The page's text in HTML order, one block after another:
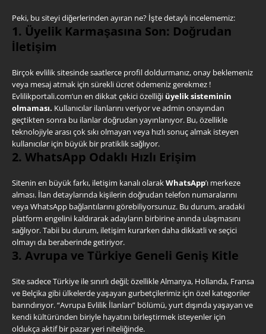
Peki, bu siteyi diğerlerinden ayıran ne? İşte detaylı incelememiz:
1. Üyelik Karmaşasına Son: Doğrudan
İletişim
Birçok evlilik sitesinde saatlerce profil doldurmanız, onay beklemeniz
veya mesaj atmak için sürekli ücret ödemeniz gerekmez !
Evlilikportali.com’un en dikkat çekici özelliği üyelik sisteminin
olmaması. Kullanıcılar ilanlarını veriyor ve admin onayından
geçtikten sonra bu ilanlar doğrudan yayınlanıyor. Bu, özellikle
teknolojiyle arası çok sıkı olmayan veya hızlı sonuç almak isteyen
kullanıcılar için büyük bir pratiklik sağlıyor.
2. WhatsApp Odaklı Hızlı Erişim
Sitenin en büyük farkı, iletişim kanalı olarakWhatsApp’ı merkeze
alması. İlan detaylarında kişilerin doğrudan telefon numaralarını
veya WhatsApp bağlantılarını görebiliyorsunuz. Bu durum, aradaki
platform engelini kaldırarak adayların birbirine anında ulaşmasını
sağlıyor. Tabii bu durum, iletişim kurarken daha dikkatli ve seçici
olmayı da beraberinde getiriyor.
3. Avrupa ve Türkiye Geneli Geniş Kitle
Site sadece Türkiye ile sınırlı değil; özellikle Almanya, Hollanda, Fransa
ve Belçika gibi ülkelerde yaşayan gurbetçilerimiz için özel kategoriler
barındırıyor. “Avrupa Evlilik İlanları” bölümü, yurt dışında yaşayan ve
kendi kültüründen biriyle hayatını birleştirmek isteyenler için
oldukça aktif bir pazar yeri niteliğinde.